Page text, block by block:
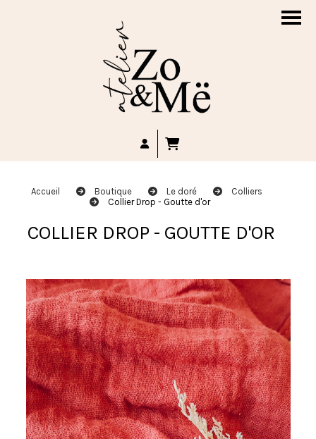
Accueil Boutique Le doré
Colliers
Collier Drop - Goutte d'or
COLLIER DROP - GOUTTE D'OR